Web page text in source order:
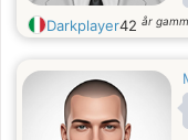
Darkplayer42 år